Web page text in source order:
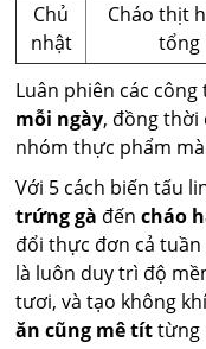
Chủ
nhật
Cháo thịt
tổng
Luân phiên các
mỗi ngày, đồng
nhóm thực phẩm
Với 5 cách biến tấu
trứng gà đếncháo
đổi thực đơn cả tuần
là luôn duy trì độ
tươi, và tạo không
ăn cũng mê títtừng